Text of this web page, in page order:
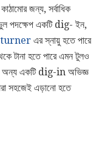
জন্য, সর্বাধিক
পদক্ষেপ একটি dig- ইন,
এর স্নায়ু হতে পারে
টানা হতে পারে এমন টুলও
অন্য একটি dig-in অভিজ্ঞ
সহজেই এড়ানো হতে